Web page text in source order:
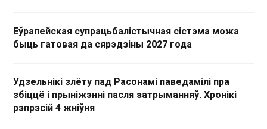
Еўрапейская супрацьбалістычная сістэма можа
быць гатовая да сярэдзіны 2027 года
Удзельнікі злёту пад Расонамі паведамілі пра
збіццё і прыніжэнні пасля затрыманняў. Хронікі
рэпрэсій 4 жніўня